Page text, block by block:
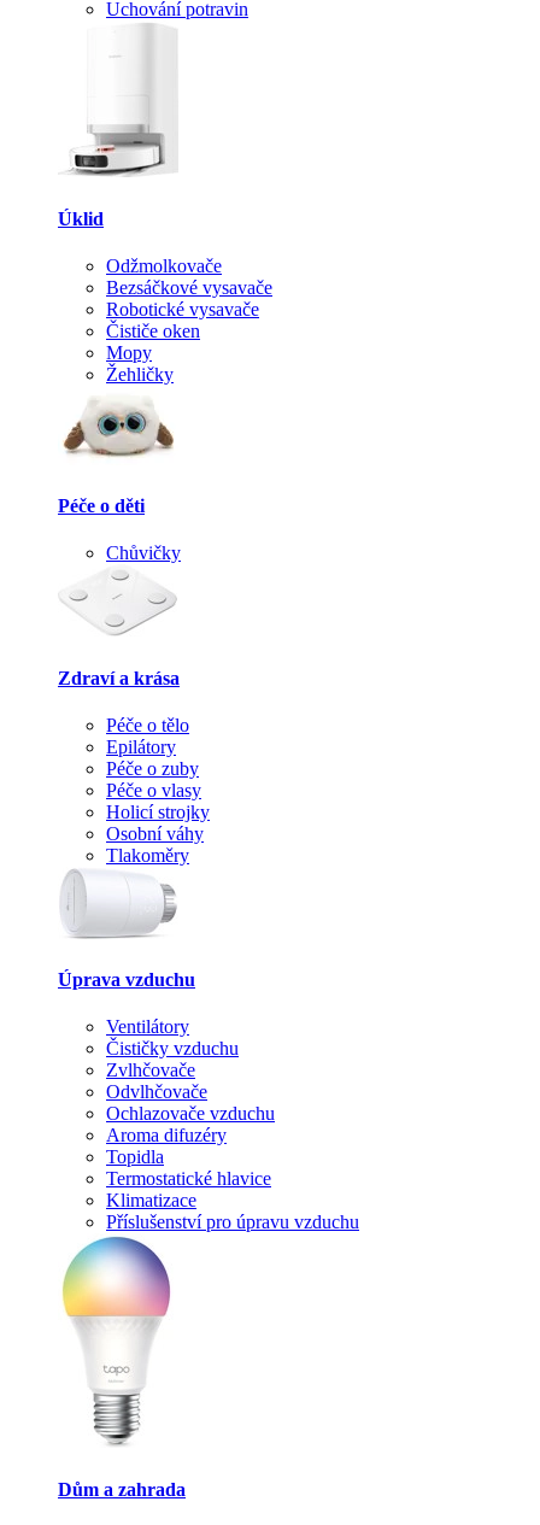
Uchování potravin
Úklid
Odžmolkovače
Bezsáčkové vysavače
Robotické vysavače
Čističe oken
Mopy
Žehličky
Péče o děti
Chůvičky
Zdraví a krása
Péče o tělo
Epilátory
Péče o zuby
Péče o vlasy
Holicí strojky
Osobní váhy
Tlakoměry
Úprava vzduchu
Ventilátory
Čističky vzduchu
Zvlhčovače
Odvlhčovače
Ochlazovače vzduchu
Aroma difuzéry
Topidla
Termostatické hlavice
Klimatizace
Příslušenství pro úpravu vzduchu
Dům a zahrada